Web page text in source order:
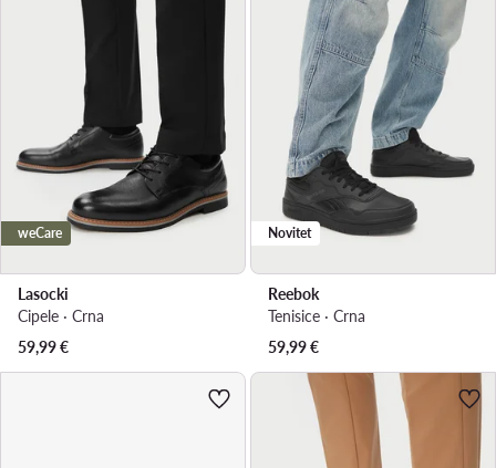
weCare
Lasocki
Cipele · Crna
59,99€
Novitet
Reebok
Tenisice · Crna
59,99€